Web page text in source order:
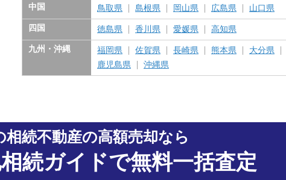
中国 鳥取県 島根県 岡山県 広島県 山口県
四国 徳島県 香川県 愛媛県 高知県
九州・沖縄 福岡県 佐賀県 長崎県 熊本県 大分県
鹿児島県
沖縄県
相続不動産の高額売却なら
続ガイドで無料一括査定